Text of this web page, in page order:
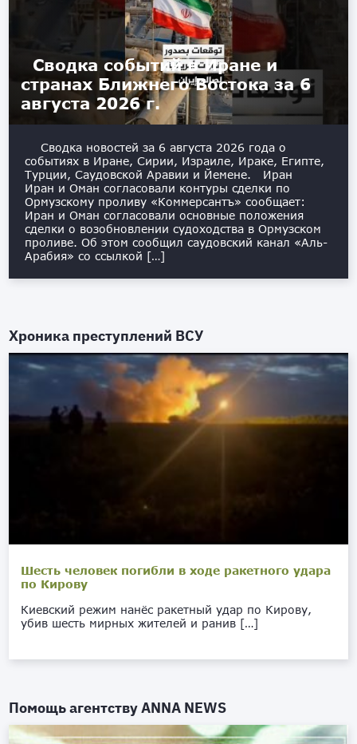
Сводка событий в Иране и
странах Ближнего Востока за 6
августа 2026 г.
Сводка новостей за 6 августа 2026 года о
событиях в Иране, Сирии, Израиле, Ираке, Египте,
Турции, Саудовской Аравии и Йемене. Иран
Иран и Оман согласовали контуры сделки по
Ормузскому проливу «Коммерсантъ» сообщает:
Иран и Оман согласовали основные положения
сделки о возобновлении судоходства в Ормузском
проливе. Об этом сообщил саудовский канал «Аль-
Арабия» со ссылкой […]
Хроника преступлений ВСУ
Шесть человек погибли в ходе ракетного удара
по Кирову
Киевский режим нанёс ракетный удар по Кирову,
убив шесть мирных жителей и ранив […]
Помощь агентствуANNA NEWS